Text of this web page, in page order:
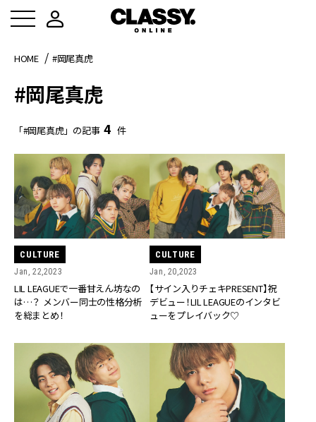
HOME #岡尾真虎
#岡尾真虎
「#岡尾真虎」の記事 4 件
CULTURE
Jan, 22,2023
LIL LEAGUEで一番甘えん坊なの
は…？ メンバー同士の性格分析
を総まとめ！
CULTURE
Jan, 20,2023
【サイン入りチェキPRESENT】祝
デビュー！LIL LEAGUEのインタビ
ューをプレイバック♡